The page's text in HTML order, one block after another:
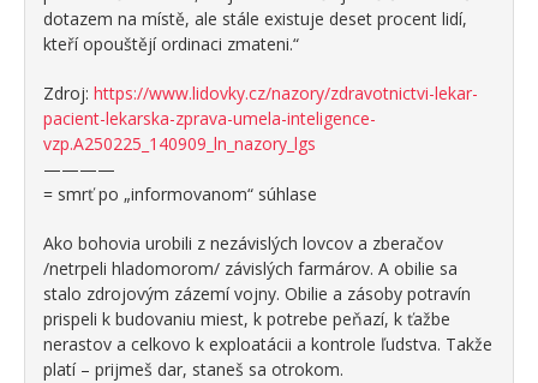
dotazem na místě, ale stále existuje deset procent lidí,
kteří opouštějí ordinaci zmateni.“
Zdroj: https://www.lidovky.cz/nazory/zdravotnictvi-lekar-
pacient-lekarska-zprava-umela-inteligence-
vzp.A250225_140909_ln_nazory_lgs
————
= smrť po „informovanom“ súhlase
Ako bohovia urobili z nezávislých lovcov a zberačov
/netrpeli hladomorom/ závislých farmárov. A obilie sa
stalo zdrojovým zázemí vojny. Obilie a zásoby potravín
prispeli k budovaniu miest, k potrebe peňazí, k ťažbe
nerastov a celkovo k exploatácii a kontrole ľudstva. Takže
platí – prijmeš dar, staneš sa otrokom.